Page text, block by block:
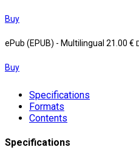
Buy
ePub (EPUB) - Multilingual 21.00 €
Buy
Specifications
Formats
Contents
Specifications